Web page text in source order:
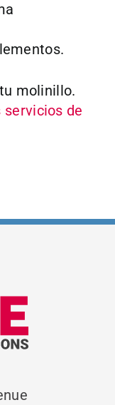
molinillo.
servicios de